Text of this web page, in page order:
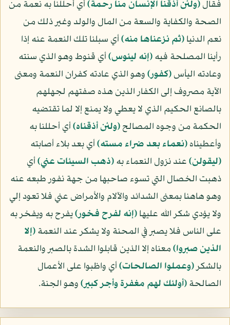
فقال﴿ولئن أذقنا الإنسان منا رحمة﴾أي أحللنا به نعمة من
الصحة والكفاية والسعة من المال والولد وغير ذلك من
نعم الدنيا﴿ثم نزعناها منه﴾أي سبلنا تلك النعمة عنه إذا
رأينا المصلحة فيه﴿إنه ليئوس﴾أي قنوط وهو الذي سنته
وعادته اليأس﴿كفور﴾وهو الذي عادته كفران النعمة ومعنى
الآية مصروف إلى الكفار الذين هذه صفتهم لجهلهم
بالصانع الحكيم الذي لا يعطي ولا يمنع إلا لما تقتضيه
الحكمة من وجوه المصالح﴿ولئن أذقناه﴾أي أحللنا به
وأعطيناه﴿نعماء بعد ضراء مسته﴾أي بعد بلاء أصابته
﴿ليقولن﴾عند نزول النعماء به﴿ذهب السيئات عني﴾أي
ذهبت الخصال التي تسوء صاحبها من جهة نفور طبعه عنه
وهو هاهنا بمعنى الشدائد والآلام والأمراض عني فلا تعود إلي
ولا يؤدي شكر الله عليها﴿إنه لفرح فخور﴾يفرح به ويفخر به
على الناس فلا يصبر في المحنة ولا يشكر عند النعمة﴿إلا
الذين صبروا﴾معناه إلا الذين قابلوا الشدة بالصبر والنعمة
بالشكر﴿وعملوا الصالحات﴾أي واظبوا على الأعمال
الصالحة﴿أولئك لهم مغفرة وأجر كبير﴾وهو الجنة.